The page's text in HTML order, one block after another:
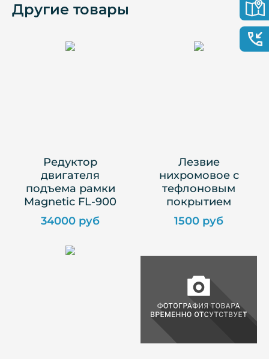
Другие товары
Редуктор
двигателя
подъема рамки
Magnetic FL-900
34000 руб
Лезвие
нихромовое с
тефлоновым
покрытием
1500 руб